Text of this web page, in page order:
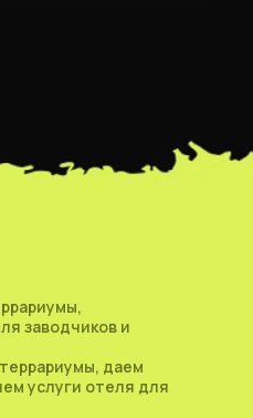
заводчиков и
даем
услуги отеля для